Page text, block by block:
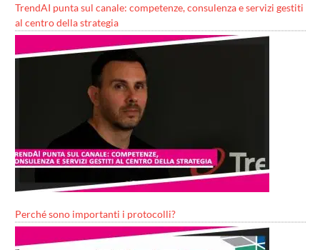
TrendAI punta sul canale: competenze, consulenza e servizi gestiti
al centro della strategia
Perché sono importanti i protocolli?